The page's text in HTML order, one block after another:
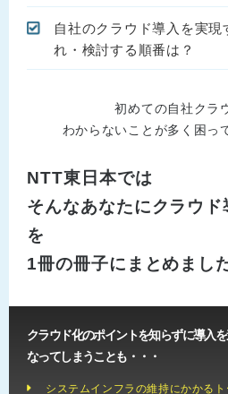
自社のクラウド導入を実
れ・検討する順番は？
初めての自社クラ
わからないことが多く困っ
NTT東日本では
そんなあなたにクラウ
を
1冊の冊子にまとめまし
クラウド化のポイントを知らずに導入
なってしまうことも・・・
システムインフラの維持にかかる